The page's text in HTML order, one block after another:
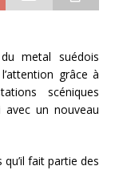
metal suédois
grâce à
scéniques
avec un nouveau
fait partie des